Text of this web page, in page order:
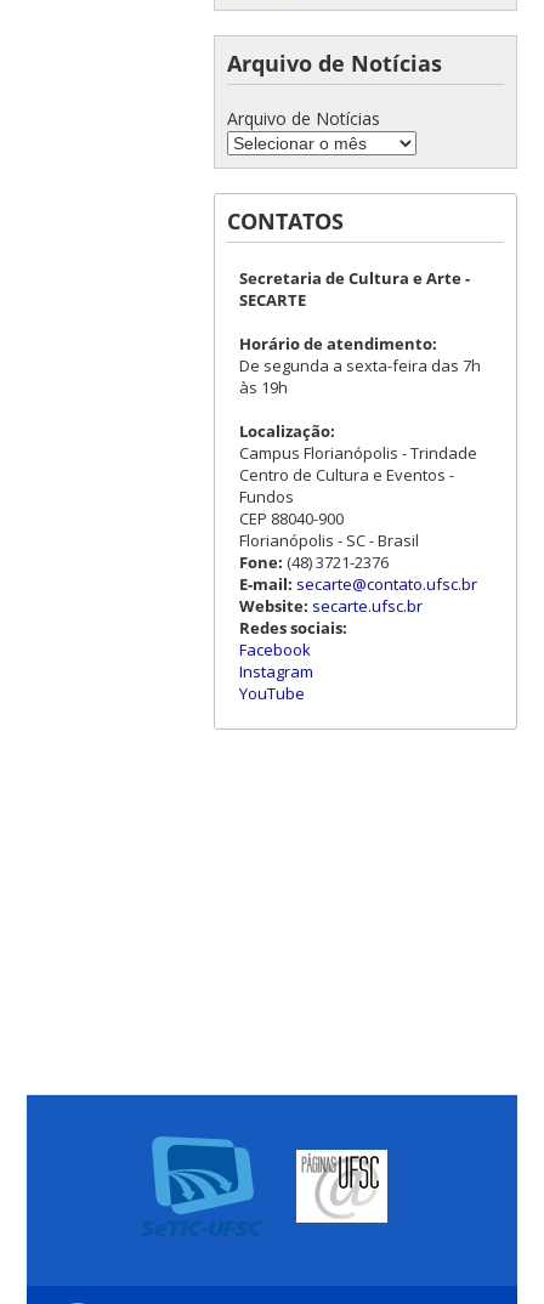
Arquivo de Notícias
Arquivo de Notícias
CONTATOS
Secretaria de Cultura e Arte -
SECARTE
Horário de atendimento:
De segunda a sexta-feira das 7h
às 19h
Localização:
Campus Florianópolis - Trindade
Centro de Cultura e Eventos -
Fundos
CEP 88040-900
Florianópolis - SC - Brasil
Fone: (48) 3721-2376
E-mail: secarte@contato.ufsc.br
Website: secarte.ufsc.br
Redes sociais:
Facebook
Instagram
YouTube